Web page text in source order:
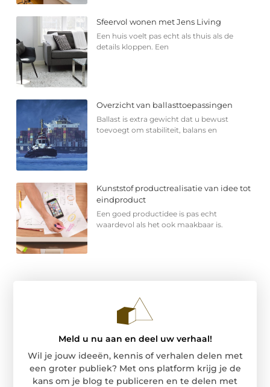
Sfeervol wonen met Jens Living
Een huis voelt pas echt als thuis als de
details kloppen. Een
Overzicht van ballasttoepassingen
Ballast is extra gewicht dat u bewust
toevoegt om stabiliteit, balans en
Kunststof productrealisatie van idee tot
eindproduct
Een goed productidee is pas echt
waardevol als het ook maakbaar is.
Meld u nu aan en deel uw verhaal!
Wil je jouw ideeën, kennis of verhalen delen met
een groter publiek? Met ons platform krijg je de
kans om je blog te publiceren en te delen met